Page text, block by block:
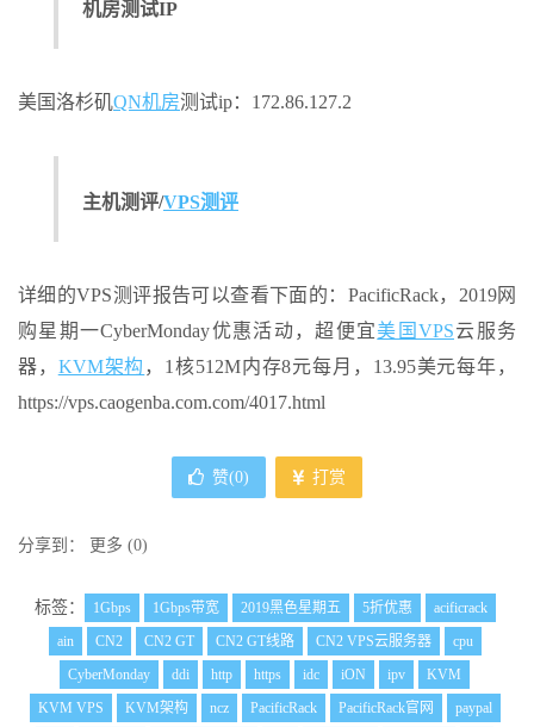
机房测试IP
美国洛杉矶QN机房测试ip：172.86.127.2
主机测评/VPS测评
详细的VPS测评报告可以查看下面的：PacificRack，2019网
购星期一CyberMonday优惠活动，超便宜美国VPS云服务
器， KVM架构 ，1核512M内存8元每月，13.95美元每年，
https://vps.caogenba.com.com/4017.html
赞(0) 打赏
分享到： 更多 (0)
标签： 1Gbps 1Gbps带宽 2019黑色星期五 5折优惠
acificrack
ain
CN2 CN2 GT CN2 GT线路 CN2 VPS云服务器
cpu
CyberMonday
ddi http https idc iON ipv
KVM
KVM VPS
KVM架构 ncz PacificRack PacificRack官网
paypal